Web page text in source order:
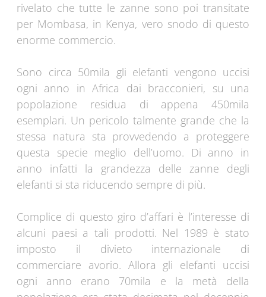
rivelato che tutte le zanne sono poi transitate
per Mombasa, in Kenya, vero snodo di questo
enorme commercio.
Sono circa 50mila gli elefanti vengono uccisi
ogni anno in Africa dai bracconieri, su una
popolazione residua di appena 450mila
esemplari. Un pericolo talmente grande che la
stessa natura sta provvedendo a proteggere
questa specie meglio dell’uomo. Di anno in
anno infatti la grandezza delle zanne degli
elefanti si sta riducendo sempre di più.
Complice di questo giro d’affari è l’interesse di
alcuni paesi a tali prodotti. Nel 1989 è stato
imposto il divieto internazionale di
commerciare avorio. Allora gli elefanti uccisi
ogni anno erano 70mila e la metà della